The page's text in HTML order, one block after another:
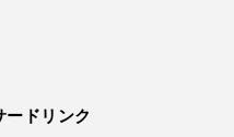
ードリンク